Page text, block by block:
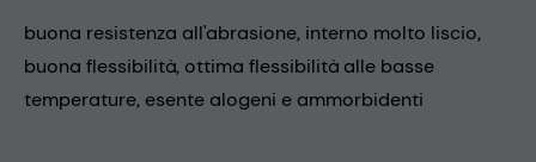
buona resistenza all'abrasione, interno molto liscio,
buona flessibilità, ottima flessibilità alle basse
temperature, esente alogeni e ammorbidenti